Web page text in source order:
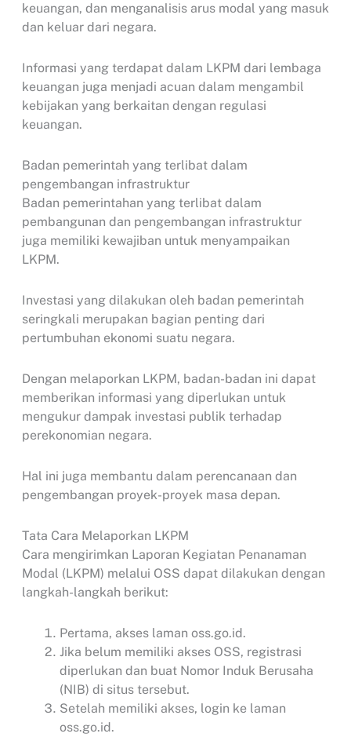
keuangan, dan menganalisis arus modal yang masuk
dan keluar dari negara.
Informasi yang terdapat dalam LKPM dari lembaga
keuangan juga menjadi acuan dalam mengambil
kebijakan yang berkaitan dengan regulasi
keuangan.
Badan pemerintah yang terlibat dalam
pengembangan infrastruktur
Badan pemerintahan yang terlibat dalam
pembangunan dan pengembangan infrastruktur
juga memiliki kewajiban untuk menyampaikan
LKPM.
Investasi yang dilakukan oleh badan pemerintah
seringkali merupakan bagian penting dari
pertumbuhan ekonomi suatu negara.
Dengan melaporkan LKPM, badan-badan ini dapat
memberikan informasi yang diperlukan untuk
mengukur dampak investasi publik terhadap
perekonomian negara.
Hal ini juga membantu dalam perencanaan dan
pengembangan proyek-proyek masa depan.
Tata Cara Melaporkan LKPM
Cara mengirimkan Laporan Kegiatan Penanaman
Modal (LKPM) melalui OSS dapat dilakukan dengan
langkah-langkah berikut:
Pertama, akses laman oss.go.id.
Jika belum memiliki akses OSS, registrasi
diperlukan dan buat Nomor Induk Berusaha
(NIB) di situs tersebut.
Setelah memiliki akses, login ke laman
oss.go.id.